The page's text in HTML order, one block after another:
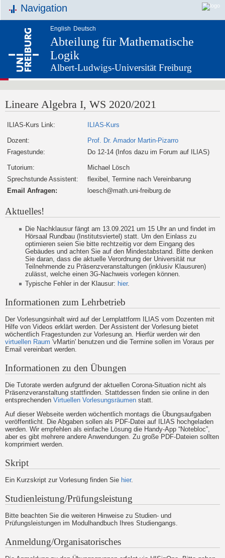
Navigation
English Deutsch
Abteilung für Mathematische
Logik
Albert-Ludwigs-Universität Freiburg
Lineare Algebra I, WS 2020/2021
ILIAS-Kurs Link: ILIAS-Kurs
Dozent:
Prof. Dr. Amador Martin-Pizarro
Fragestunde:
Do 12-14 (Infos dazu im Forum auf ILIAS)
Tutorium:
Michael Lösch
Sprechstunde Assistent:
flexibel, Termine nach Vereinbarung
Email Anfragen:
loesch@math.uni-freiburg.de
Aktuelles!
Die Nachklausur fängt am 13.09.2021 um 15 Uhr an und findet im
Hörsaal Rundbau (Institutsviertel) statt. Um den Einlass zu
optimieren seien Sie bitte rechtzeitig vor dem Eingang des
Gebäudes und achten Sie auf den Mindestabstand. Bitte denken
Sie daran, dass die aktuelle Verordnung der Universität nur
Teilnehmende zu Präsenzveranstaltungen (inklusiv Klausuren)
zulässt, welche einen 3G-Nachweis vorlegen können.
Typische Fehler in der Klausur: hier.
Informationen zum Lehrbetrieb
Der Vorlesungsinhalt wird auf der Lernplattform ILIAS vom Dozenten mit
Hilfe von Videos erklärt werden. Der Assistent der Vorlesung bietet
wöchentlich Fragestunden zur Vorlesung an. Hierfür werden wir den
virtuellen Raum 'vMartin' benutzen und die Termine sollen im Voraus per
Email vereinbart werden.
Informationen zu den Übungen
Die Tutorate werden aufgrund der aktuellen Corona-Situation nicht als
Präsenzveranstaltung stattfinden. Stattdessen finden sie online in den
entsprechenden Virtuellen Vorlesungsräumen statt.
Auf dieser Webseite werden wöchentlich montags die Übungsaufgaben
veröffentlicht. Die Abgaben sollen als PDF-Datei auf ILIAS hochgeladen
werden. Wir empfehlen als einfache Lösung die Handy-App “Notebloc”,
aber es gibt mehrere andere Anwendungen. Zu große PDF-Dateien sollten
komprimiert werden.
Skript
Ein Kurzskript zur Vorlesung finden Sie hier.
Studienleistung/Prüfungsleistung
Bitte beachten Sie die weiteren Hinweise zu Studien- und
Prüfungsleistungen im Modulhandbuch Ihres Studiengangs.
Anmeldung/Organisatorisches